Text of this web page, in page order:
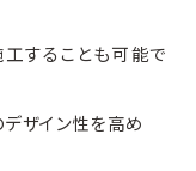
することも可能で
デザイン性を高め